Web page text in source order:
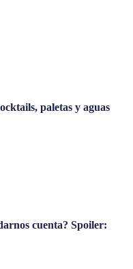
paletas y aguas
cuenta? Spoiler: